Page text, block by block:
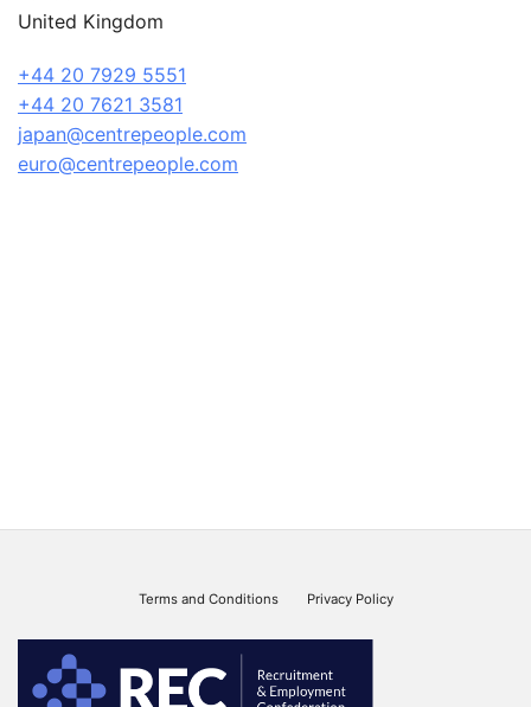
United Kingdom
+44 20 7929 5551
+44 20 7621 3581
japan@centrepeople.com
euro@centrepeople.com
Terms and Conditions Privacy Policy